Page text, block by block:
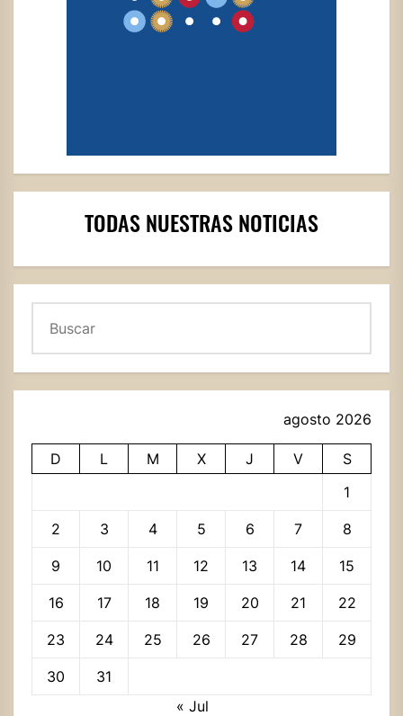
TODAS NUESTRAS NOTICIAS
agosto 2026
D L M X J V
S
1
2 3 4 5 6 7 8
9 10 11 12 13 14 15
16 17 18 19 20 21 22
23 24 25 26 27 28 29
30
31
« Jul